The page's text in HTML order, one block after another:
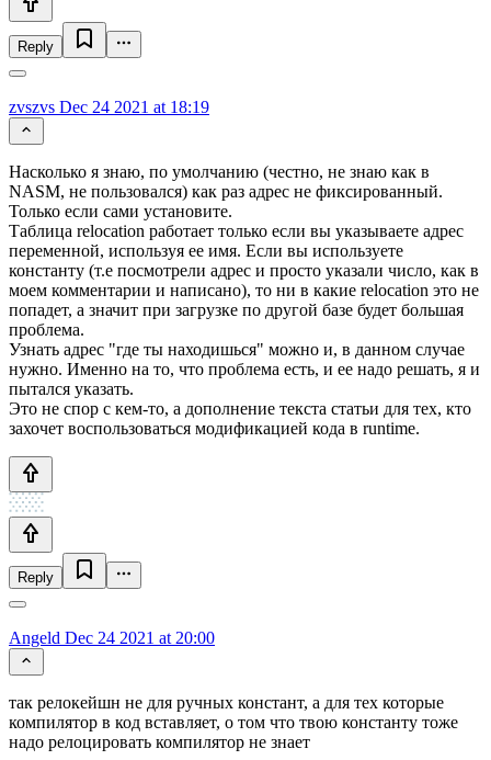
Reply
zvszvs Dec 24 2021 at 18:19
Насколько я знаю, по умолчанию (честно, не знаю как в
NASM, не пользовался) как раз адрес не фиксированный.
Только если сами установите.
Таблица relocation работает только если вы указываете адрес
переменной, используя ее имя. Если вы используете
константу (т.е посмотрели адрес и просто указали число, как в
моем комментарии и написано), то ни в какие relocation это не
попадет, а значит при загрузке по другой базе будет большая
проблема.
Узнать адрес "где ты находишься" можно и, в данном случае
нужно. Именно на то, что проблема есть, и ее надо решать, я и
пытался указать.
Это не спор с кем-то, а дополнение текста статьи для тех, кто
захочет воспользоваться модификацией кода в runtime.
Reply
Angeld Dec 24 2021 at 20:00
так релокейшн не для ручных констант, а для тех которые
компилятор в код вставляет, о том что твою константу тоже
надо релоцировать компилятор не знает